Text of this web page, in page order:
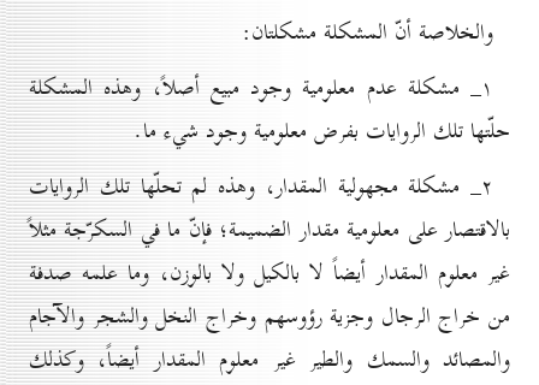
والخلاصة أنّ المشكلة مشكلتان:
۱_ مشكلة عدم معلومية وجود مبيع أصلاً، وهذه المشكلة
حلّتها تلك الروايات بفرض معلومية وجود شيء ما.
۲_ مشكلة مجهولية المقدار، وهذه لم تحلّها تلك الروايات
بالاقتصار على معلومية مقدار الضميمة؛ فإنّ ما في السكرّجة مثلاً
غير معلوم المقدار أيضاً لا بالكيل ولا بالوزن، وما علمه صدفة
من خراج الرجال وجزية رؤوسهم وخراج النخل والشجر والآجام
والمصائد والسمك والطير غير معلوم المقدار أيضاً، وكذلك